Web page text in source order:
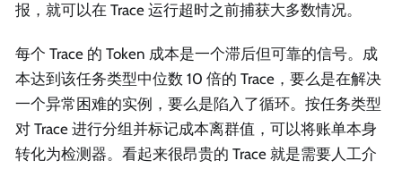
报，就可以在 Trace 运行超时之前捕获大多数情况。
每个 Trace 的 Token 成本是一个滞后但可靠的信号。成
本达到该任务类型中位数 10 倍的 Trace，要么是在解决
一个异常困难的实例，要么是陷入了循环。按任务类型
对 Trace 进行分组并标记成本离群值，可以将账单本身
转化为检测器。看起来很昂贵的 Trace 就是需要人工介